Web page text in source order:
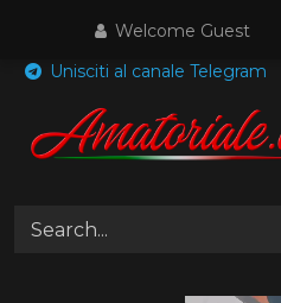
content
Welcome Guest
Unisciti al canale Telegram